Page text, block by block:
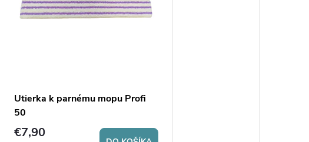
Utierka k parnému mopu Profi
50
€7,90